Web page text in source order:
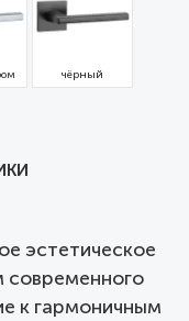
чёрный
эстетическое
современного
к гармоничным